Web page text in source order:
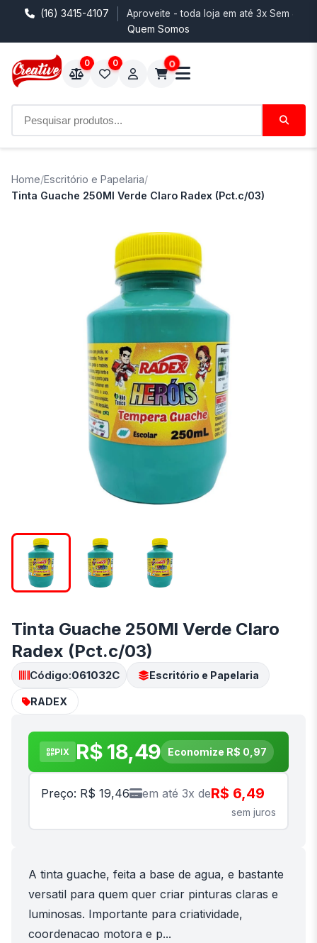
(16) 3415-4107 Aproveite - toda loja em até 3x Sem
Quem Somos
0 0 0
Home/Escritório e Papelaria/
Tinta Guache 250Ml Verde Claro Radex (Pct.c/03)
Tinta Guache 250Ml Verde Claro
Radex (Pct.c/03)
Código:061032C Escritório e Papelaria
RADEX
PIX R$ 18,49 Economize R$ 0,97
Preço: R$ 19,46 em até 3x deR$ 6,49
sem juros
A tinta guache, feita a base de agua, e bastante
versatil para quem quer criar pinturas claras e
luminosas. Importante para criatividade,
coordenacao motora e p...